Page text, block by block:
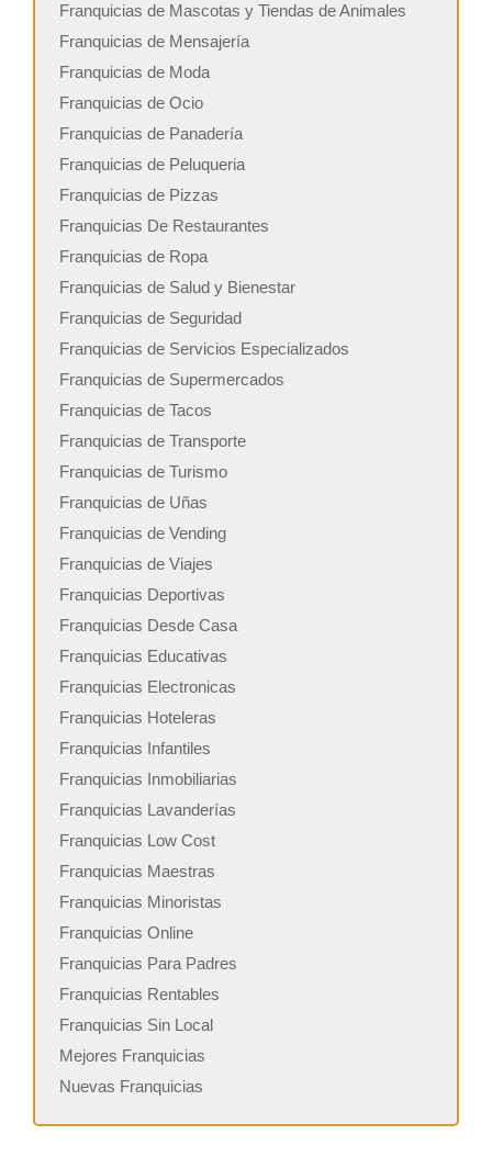
Franquicias de Mascotas y Tiendas de Animales
Franquicias de Mensajería
Franquicias de Moda
Franquicias de Ocio
Franquicias de Panadería
Franquicias de Peluqueria
Franquicias de Pizzas
Franquicias De Restaurantes
Franquicias de Ropa
Franquicias de Salud y Bienestar
Franquicias de Seguridad
Franquicias de Servicios Especializados
Franquicias de Supermercados
Franquicias de Tacos
Franquicias de Transporte
Franquicias de Turismo
Franquicias de Uñas
Franquicias de Vending
Franquicias de Viajes
Franquicias Deportivas
Franquicias Desde Casa
Franquicias Educativas
Franquicias Electronicas
Franquicias Hoteleras
Franquicias Infantiles
Franquicias Inmobiliarias
Franquicias Lavanderías
Franquicias Low Cost
Franquicias Maestras
Franquicias Minoristas
Franquicias Online
Franquicias Para Padres
Franquicias Rentables
Franquicias Sin Local
Mejores Franquicias
Nuevas Franquicias